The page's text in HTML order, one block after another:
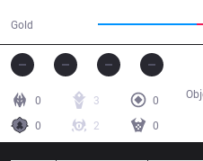
Gold
0 3
0
0
2 0